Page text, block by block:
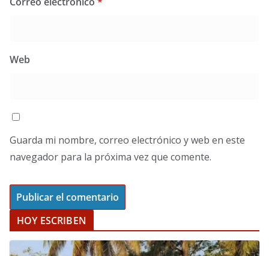
Web
Guarda mi nombre, correo electrónico y web en este
navegador para la próxima vez que comente.
HOY ESCRIBEN